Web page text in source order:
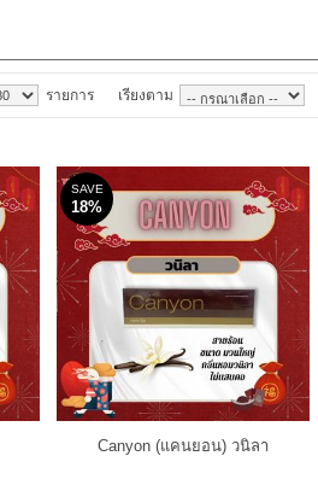
เรียงตาม
รายการ
Canyon (แคนยอน) วนิลา
SAVE
18%